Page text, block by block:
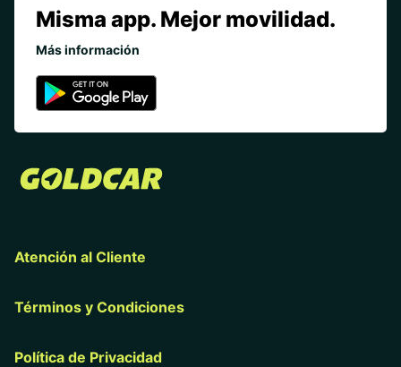
Misma app. Mejor movilidad.
Más información
Atención al Cliente
Términos y Condiciones
Política de Privacidad